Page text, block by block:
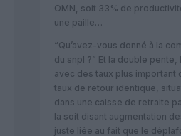
OMN, soit 33% de
une paille…
“Qu’avez-vous donné à la
du snpl ?” Et la double
avec des taux plus important
taux de retour identique,
dans une caisse de retraite
la soit disant augmentation
juste liée au fait que le